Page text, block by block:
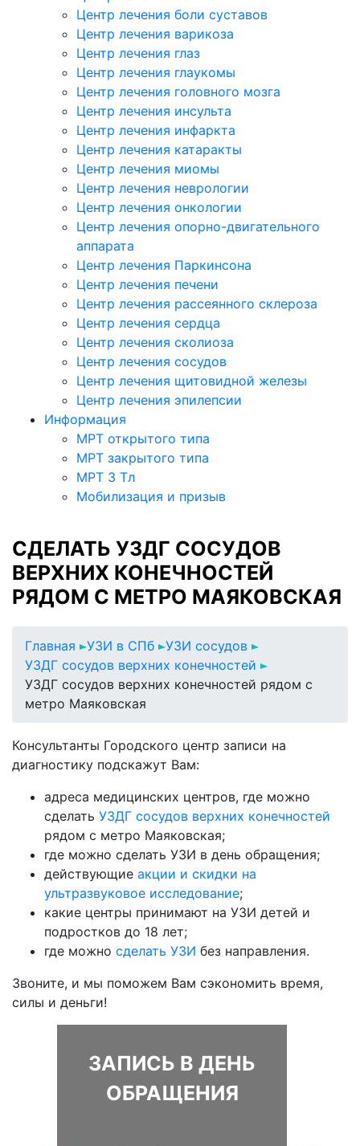
Центр лечения боли суставов
Центр лечения варикоза
Центр лечения глаз
Центр лечения глаукомы
Центр лечения головного мозга
Центр лечения инсульта
Центр лечения инфаркта
Центр лечения катаракты
Центр лечения миомы
Центр лечения неврологии
Центр лечения онкологии
Центр лечения опорно-двигательного
аппарата
Центр лечения Паркинсона
Центр лечения печени
Центр лечения рассеянного склероза
Центр лечения сердца
Центр лечения сколиоза
Центр лечения сосудов
Центр лечения щитовидной железы
Центр лечения эпилепсии
Информация
МРТ открытого типа
МРТ закрытого типа
МРТ 3 Тл
Мобилизация и призыв
СДЕЛАТЬ УЗДГ СОСУДОВ
ВЕРХНИХ КОНЕЧНОСТЕЙ
РЯДОМ С МЕТРО МАЯКОВСКАЯ
Главная УЗИ в СПб
УЗИ сосудов
УЗДГ сосудов верхних конечностей
УЗДГ сосудов верхних конечностей рядом с
метро Маяковская
Консультанты Городского центр записи на
диагностику подскажут Вам:
адреса медицинских центров, где можно
сделать УЗДГ сосудов верхних конечностей
рядом с метро Маяковская;
где можно сделать УЗИ в день обращения;
действующие акции и скидки на
ультразвуковое исследование;
какие центры принимают на УЗИ детей и
подростков до 18 лет;
где можно сделать УЗИ без направления.
Звоните, и мы поможем Вам сэкономить время,
силы и деньги!
ЗАПИСЬ В ДЕНЬ
ОБРАЩЕНИЯ